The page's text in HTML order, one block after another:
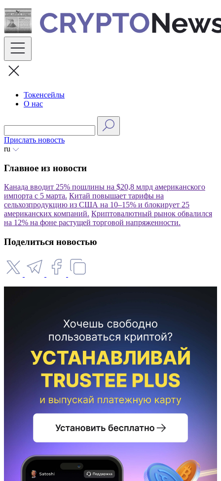
Skip
to
content
Токенсейлы
О нас
Прислать новость
ru
Главное из новости
Канада вводит 25% пошлины на $20,8 млрд американского
импорта с 5 марта. Китай повышает тарифы на
сельхозпродукцию из США на 10–15% и блокирует 25
американских компаний. Криптовалютный рынок обвалился
на 12% на фоне растущей торговой напряженности.
Поделиться новостью